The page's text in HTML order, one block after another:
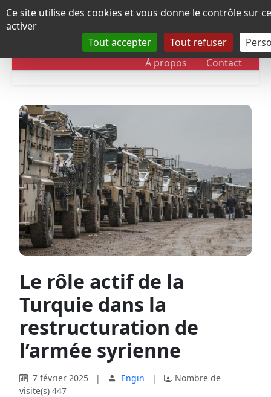
Panneau de gestion des cookies
Ce site utilise des cookies et vous donne le contrôle sur
activer
Tout accepter
Tout refuser
DOSSIERS CHRONOLOGIE
À propos Contact
Le rôle actif de la
Turquie dans la
restructuration de
l’armée syrienne
7 février 2025 | Engin |
Nombre de
visite(s) 447